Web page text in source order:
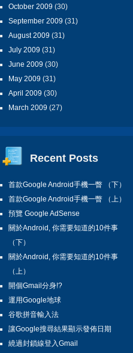
October 2009 (30)
September 2009 (31)
August 2009 (31)
July 2009 (31)
June 2009 (30)
May 2009 (31)
April 2009 (30)
March 2009 (27)
Recent Posts
首款Google Android手機一瞥 （下）
首款Google Android手機一瞥 （上）
預覽 Google AdSense
關於Android, 你需要知道的10件事
（下）
關於Android, 你需要知道的10件事
（上）
開個Gmail分身!?
運用Google地球
谷歌拼音輸入法
讓Google搜尋結果顯示發佈日期
繞過封鎖線登入Gmail